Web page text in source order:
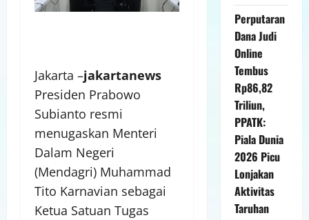
Jakarta –jakartanews
Presiden Prabowo
Subianto resmi
menugaskan Menteri
Dalam Negeri
(Mendagri) Muhammad
Tito Karnavian sebagai
Ketua Satuan Tugas
Perputaran
Dana Judi
Online
Tembus
Rp86,82
Triliun,
PPATK:
Piala Dunia
2026 Picu
Lonjakan
Aktivitas
Taruhan